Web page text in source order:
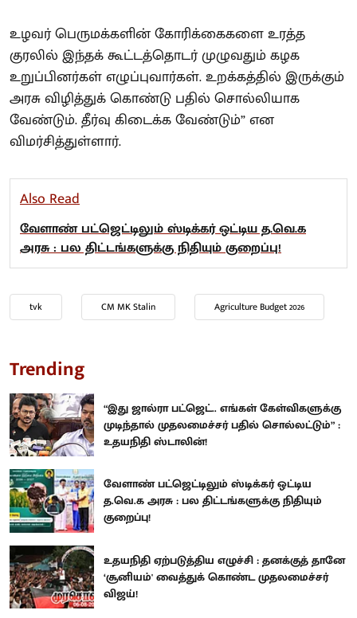
உழவர் பெருமக்களின் கோரிக்கைகளை உரத்த
குரலில் இந்தக் கூட்டத்தொடர் முழுவதும் கழக
உறுப்பினர்கள் எழுப்புவார்கள். உறக்கத்தில் இருக்கும்
அரசு விழித்துக் கொண்டு பதில் சொல்லியாக
வேண்டும். தீர்வு கிடைக்க வேண்டும்” என
விமர்சித்துள்ளார்.
Also Read
வேளாண் பட்ஜெட்டிலும் ஸ்டிக்கர் ஒட்டிய த.வெ.க
அரசு : பல திட்டங்களுக்கு நிதியும் குறைப்பு!
tvk CM MK Stalin Agriculture Budget 2026
Trending
“இது ஜால்ரா பட்ஜெட்.. எங்கள் கேள்விகளுக்கு
முடிந்தால் முதலமைச்சர் பதில் சொல்லட்டும்” :
உதயநிதி ஸ்டாலின்!
வேளாண் பட்ஜெட்டிலும் ஸ்டிக்கர் ஒட்டிய
த.வெ.க அரசு : பல திட்டங்களுக்கு நிதியும்
குறைப்பு!
உதயநிதி ஏற்படுத்திய எழுச்சி : தனக்குத் தானே
‘சூனியம்' வைத்துக் கொண்ட முதலமைச்சர்
விஜய்!